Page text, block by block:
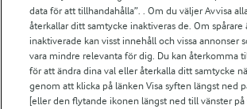
Falbygdens Ost
Arla webbshop
Bildbank
data för att tillhandahålla”. . Om du väljer Avvisa
återkallar ditt samtycke inaktiveras de. Om spårare
inaktiverade kan visst innehåll och vissa annonser
vara mindre relevanta för dig. Du kan återkomma
för att ändra dina val eller återkalla ditt samtycke
genom att klicka på länken Visa syften längst ned
[eller den flytande ikonen längst ned till vänster på